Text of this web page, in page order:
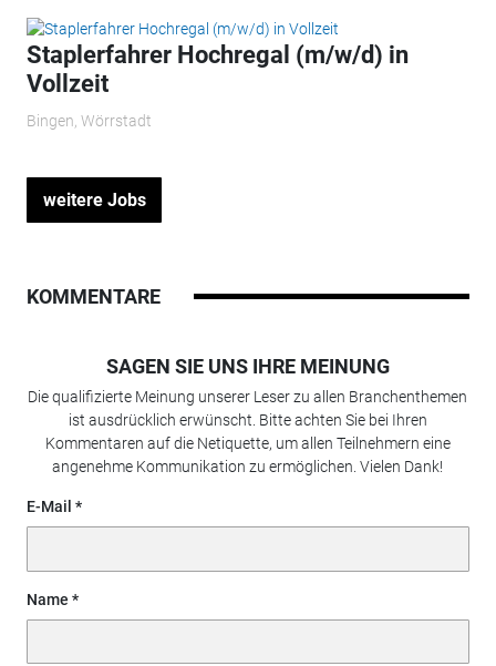
Staplerfahrer Hochregal (m/w/d) in
Vollzeit
Bingen, Wörrstadt
weitere Jobs
KOMMENTARE
SAGEN SIE UNS IHRE MEINUNG
Die qualifizierte Meinung unserer Leser zu allen Branchenthemen
ist ausdrücklich erwünscht. Bitte achten Sie bei Ihren
Kommentaren auf die Netiquette, um allen Teilnehmern eine
angenehme Kommunikation zu ermöglichen. Vielen Dank!
E-Mail
Name